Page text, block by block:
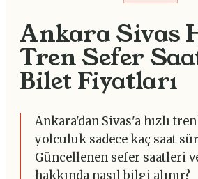
Ankara Sivas
Tren Sefer
Bilet Fiyatları
Ankara'dan Sivas'a hızlı
yolculuk sadece kaç saat
Güncellenen sefer saatleri
hakkında nasıl bilgi alınır?